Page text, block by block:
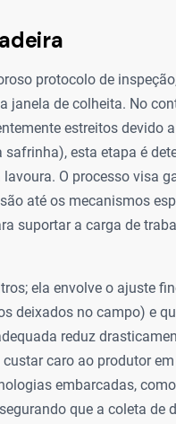
protocolo de
janela de colheita. No
estreitos devido
esta etapa é
O processo visa
até os mecanismos
suportar a carga de
ela envolve o ajuste
deixados no campo) e
reduz
caro ao produtor
embarcadas,
que a coleta de